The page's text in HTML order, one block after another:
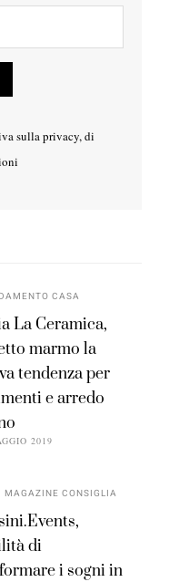
sulla privacy, di
CASA
La Ceramica,
marmo la
tendenza per
e arredo
2019
MAGAZINE CONSIGLIA
di
i sogni in